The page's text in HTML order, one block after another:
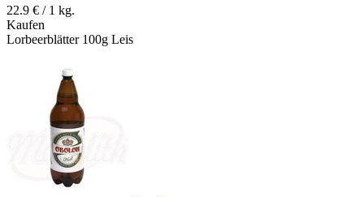
22.9 € / 1 kg.
Kaufen
Lorbeerblätter 100g Leis